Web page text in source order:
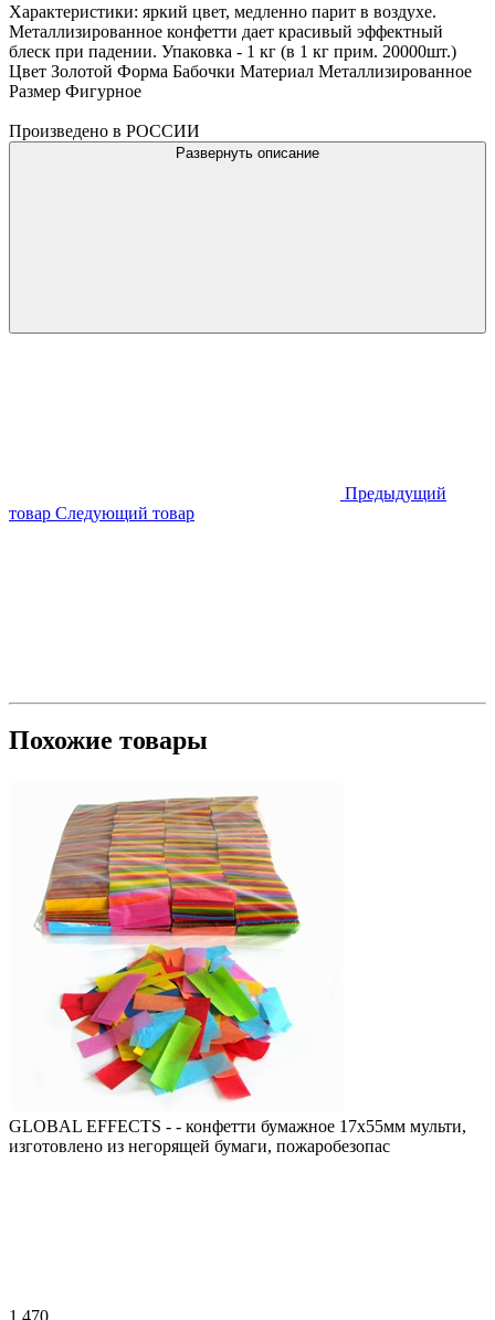
Характеристики: яркий цвет, медленно парит в воздухе.
Металлизированное конфетти дает красивый эффектный
блеск при падении. Упаковка - 1 кг (в 1 кг прим. 20000шт.)
Цвет Золотой Форма Бабочки Материал Металлизированное
Размер Фигурное
Произведено в РОССИИ
Развернуть описание
Предыдущий
товар Следующий товар
Похожие товары
GLOBAL EFFECTS - - конфетти бумажное 17х55мм мульти,
изготовлено из негорящей бумаги, пожаробезопас